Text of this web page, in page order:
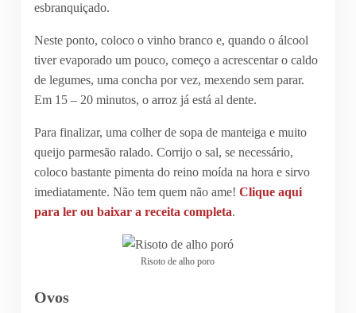
esbranquiçado.
Neste ponto, coloco o vinho branco e, quando o álcool
tiver evaporado um pouco, começo a acrescentar o caldo
de legumes, uma concha por vez, mexendo sem parar.
Em 15 – 20 minutos, o arroz já está al dente.
Para finalizar, uma colher de sopa de manteiga e muito
queijo parmesão ralado. Corrijo o sal, se necessário,
coloco bastante pimenta do reino moída na hora e sirvo
imediatamente. Não tem quem não ame! Clique aqui
para ler ou baixar a receita completa.
Risoto de alho poro
Ovos